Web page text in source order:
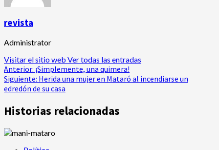
revista
Administrator
Visitar el sitio web Ver todas las entradas
Navegación
de
Anterior: ¡Simplemente, una quimera!
Siguiente: Herida una mujer en Mataró al incendiarse un
edredón de su casa
Historias relacionadas